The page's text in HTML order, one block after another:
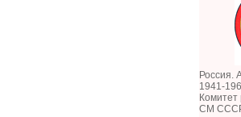
Россия.
1941-
СМ